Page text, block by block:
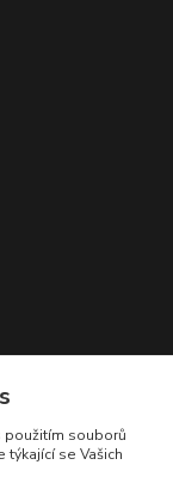
použitím souborů
týkající se Vašich